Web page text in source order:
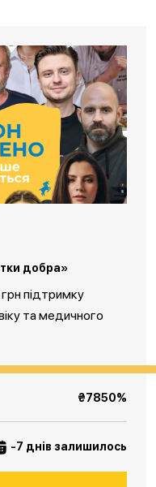
добра»
підтримку
та медичного
₴7850%
-7 днів залишилось